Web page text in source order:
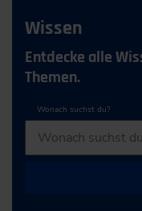
Wissen
Entdecke alle
Themen.
Wonach suchst du?